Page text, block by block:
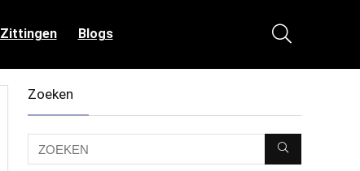
Zittingen Blogs
Zoeken